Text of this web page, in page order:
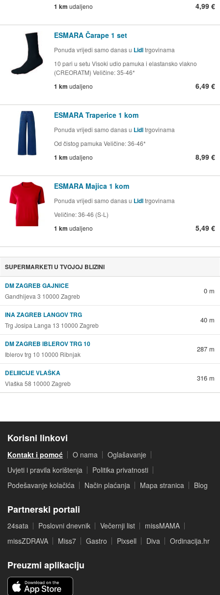
1 km udaljeno 4,99 €
ESMARA Čarape 1 set
Ponuda vrijedi samo danas u Lidltrgovinama
10 pari u setu Visoki udio pamuka i elastansko vlakno
(CREORATM) Veličine: 35-46*
1 km udaljeno 6,49 €
ESMARA Traperice 1 kom
Ponuda vrijedi samo danas u Lidltrgovinama
Od čistog pamuka Veličine: 36-46*
1 km udaljeno 8,99 €
ESMARA Majica 1 kom
Ponuda vrijedi samo danas u Lidltrgovinama
Veličine: 36-46 (S-L)
1 km udaljeno 5,49 €
SUPERMARKETI U TVOJOJ BLIZINI
DM ZAGREB GAJNICE
Gandhijeva 3 10000 Zagreb
0 m
INA ZAGREB LANGOV TRG
Trg Josipa Langa 13 10000 Zagreb
40 m
DM ZAGREB IBLEROV TRG 10
Iblerov trg 10 10000 Ribnjak
287 m
DELIIICIJE VLAŠKA
Vlaška 58 10000 Zagreb
316 m
Korisni linkovi
Kontakt i pomoć O nama
Oglašavanje
Uvjeti i pravila korištenja
Politika privatnosti
Podešavanje kolačića
Način plaćanja Mapa stranica Blog
Partnerski portali
24sata Poslovni dnevnik Večernji list
missMAMA
missZDRAVA
Miss7 Gastro Pixsell Diva Ordinacija.hr
Preuzmi aplikaciju